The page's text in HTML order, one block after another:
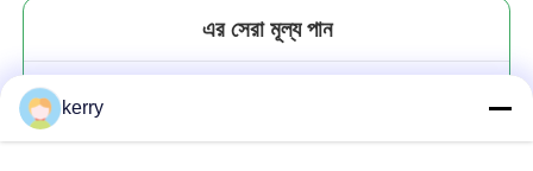
এর সেরা মূল্য পান
kerry